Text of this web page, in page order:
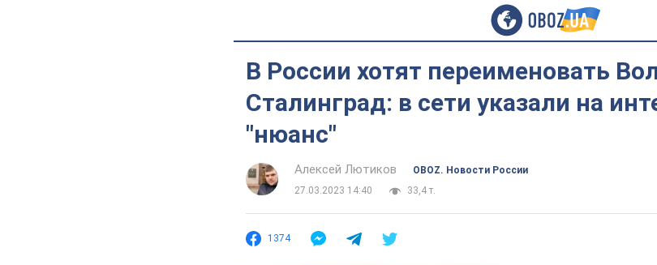
В России хотят переименовать
Сталинград: в сети указали на
"нюанс"
Алексей Лютиков
OBOZ. Новости России
27.03.2023 14:40
33,4 т.
1374